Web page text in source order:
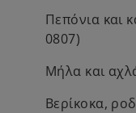
Πεπόνια και
0807)
Μήλα και
Βερίκοκα,